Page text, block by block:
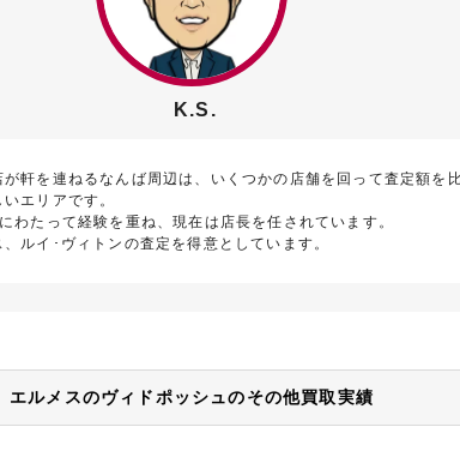
K.S.
軒を連ねるなんば周辺は、いくつかの店舗を回って査定額を
エリアです。
わたって経験を重ね、現在は店長を任されています。
ルイ･ヴィトンの査定を得意としています。
エルメスのヴィドポッシュのその他買取実績